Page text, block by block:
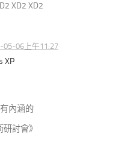
XD2 XD2
05-06上午11:27
XP
內涵的
討會》